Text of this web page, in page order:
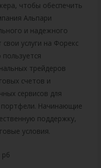
чтобы обеспечить
Альпари
и надежного
услуги на Форекс
трейдеров
счетов и
сервисов для
Начинающие
поддержку,
условия.